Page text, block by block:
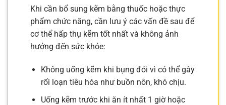
Khi cần bổ sung kẽm bằng thuốc hoặc thực
phẩm chức năng, cần lưu ý các vấn đề sau để
cơ thể hấp thụ kẽm tốt nhất và không ảnh
hưởng đến sức khỏe:
Không uống kẽm khi bụng đói vì có thể gây
rối loạn tiêu hóa như buồn nôn, khó chịu.
Uống kẽm trước khi ăn ít nhất 1 giờ hoặc